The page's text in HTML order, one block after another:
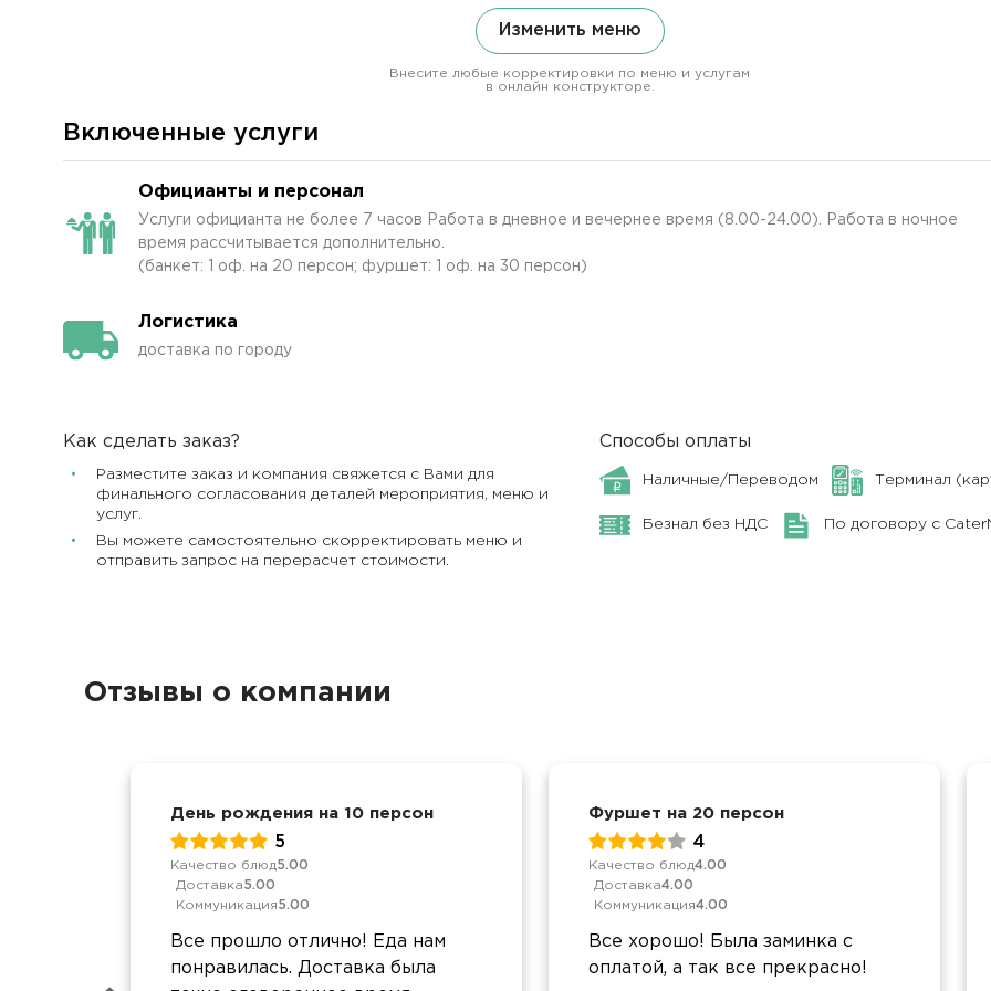
Изменить меню
Внесите любые корректировки по меню и услугам
в онлайн конструкторе.
Включенные услуги
Официанты и персонал
Услуги официанта не более 7 часов Работа в дневное и вечернее время (8.00-24.00). Работа в ночное
время рассчитывается дополнительно.
(банкет: 1 оф. на 20 персон; фуршет: 1 оф. на 30 персон)
Логистика
доставка по городу
Как сделать заказ?
Разместите заказ и компания свяжется с Вами для
финального согласования деталей мероприятия, меню и
услуг.
Вы можете самостоятельно скорректировать меню и
отправить запрос на перерасчет стоимости.
Способы оплаты
Наличные/Переводом Терминал
Безнал без НДС По договору с
Отзывы о компании
День рождения на 10 персон
5
Качество блюд5.00
Доставка5.00
Коммуникация5.00
Все прошло отлично! Еда нам
понравилась. Доставка была
Фуршет на 20 персон
4
Качество блюд4.00
Доставка4.00
Коммуникация4.00
Все хорошо! Была заминка с
оплатой, а так все прекрасно!